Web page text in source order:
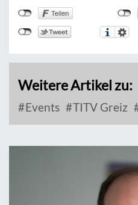
Weitere Artikel zu:
Events TITV Greiz